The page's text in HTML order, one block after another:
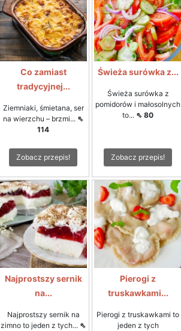
Co zamiast
tradycyjnej...
Ziemniaki, śmietana, ser
na wierzchu – brzmi... ⇖
114
Zobacz przepis!
Świeża surówka z...
Świeża surówka z
pomidorów i małosolnych
to... ⇖ 80
Zobacz przepis!
Najprostszy sernik
na...
Najprostszy sernik na
zimno to jeden z tych... ⇖
Pierogi z
truskawkami...
Pierogi z truskawkami to
jeden z tych